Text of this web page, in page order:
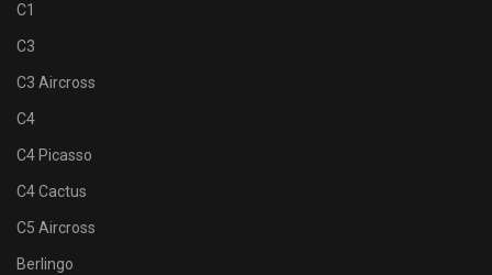
C1
C3
C3 Aircross
C4
C4 Picasso
C4 Cactus
C5 Aircross
Berlingo